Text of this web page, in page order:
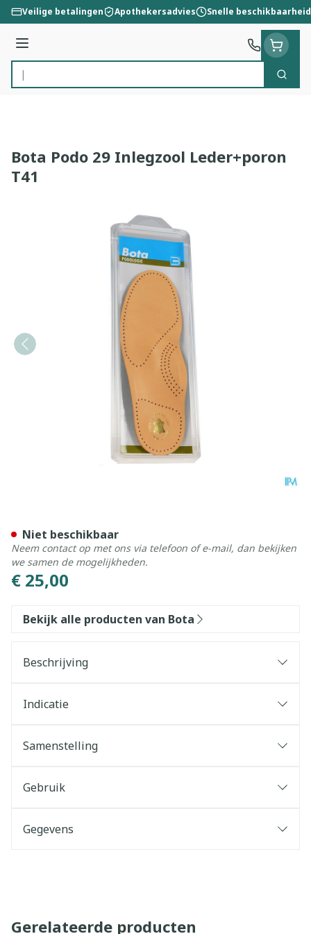
Ga naar de inhoud
Veilige betalingen Apothekersadvies Snelle beschikbaarheid
Menu
Product, merk, categorie...
Zoek
Bota Podo 29 Inlegzool Leder+poron
T41
€ 25,00
Niet beschikbaar
Neem contact op met ons via telefoon of e-mail, dan bekijken
we samen de mogelijkheden.
Bekijk alle producten van Bota
Beschrijving
Indicatie
Samenstelling
Gebruik
Gegevens
Gerelateerde producten